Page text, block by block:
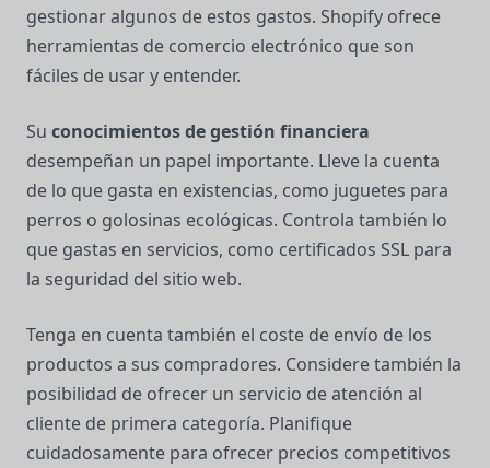
gestionar algunos de estos gastos. Shopify ofrece
herramientas de comercio electrónico que son
fáciles de usar y entender.
Su conocimientos de gestión financiera
desempeñan un papel importante. Lleve la cuenta
de lo que gasta en existencias, como juguetes para
perros o golosinas ecológicas. Controla también lo
que gastas en servicios, como certificados SSL para
la seguridad del sitio web.
Tenga en cuenta también el coste de envío de los
productos a sus compradores. Considere también la
posibilidad de ofrecer un servicio de atención al
cliente de primera categoría. Planifique
cuidadosamente para ofrecer precios competitivos